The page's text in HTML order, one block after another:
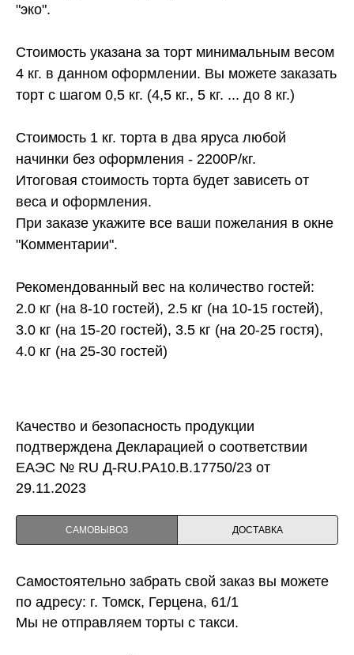
"эко".
Стоимость указана за торт минимальным весом
4 кг. в данном оформлении. Вы можете заказать
торт с шагом 0,5 кг. (4,5 кг., 5 кг. ... до 8 кг.)
Стоимость 1 кг. торта в два яруса любой
начинки без оформления - 2200Р/кг.
Итоговая стоимость торта будет зависеть от
веса и оформления.
При заказе укажите все ваши пожелания в окне
"Комментарии".
Рекомендованный вес на количество гостей:
2.0 кг (на 8-10 гостей), 2.5 кг (на 10-15 гостей),
3.0 кг (на 15-20 гостей), 3.5 кг (на 20-25 гостя),
4.0 кг (на 25-30 гостей)
Качество и безопасность продукции
подтверждена Декларацией о соответствии
ЕАЭС № RU Д-RU.PA10.B.17750/23 от
29.11.2023
САМОВЫВОЗ ДОСТАВКА
Самостоятельно забрать свой заказ вы можете
по адресу: г. Томск, Герцена, 61/1
Мы не отправляем торты с такси.